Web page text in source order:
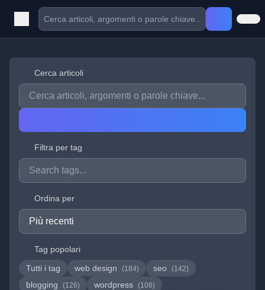
Cerca articoli
Filtra per tag
Ordina per
Tag popolari
Tutti i tag
web design (184) seo (142)
blogging (126) wordpress (106)